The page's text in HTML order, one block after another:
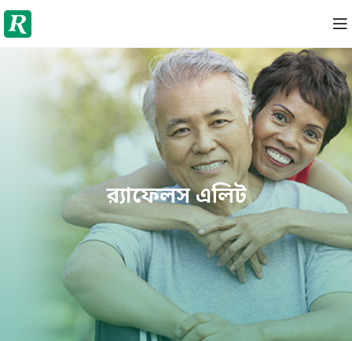
র‌্যাফেলস এলিট